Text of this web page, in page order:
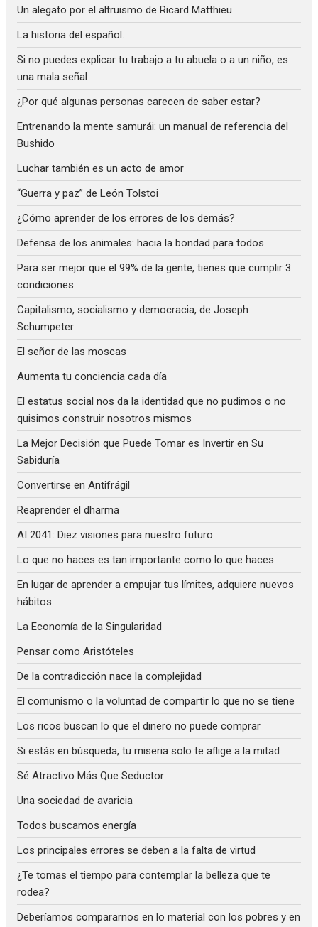
Un alegato por el altruismo de Ricard Matthieu
La historia del español.
Si no puedes explicar tu trabajo a tu abuela o a un niño, es
una mala señal
¿Por qué algunas personas carecen de saber estar?
Entrenando la mente samurái: un manual de referencia del
Bushido
Luchar también es un acto de amor
“Guerra y paz” de León Tolstoi
¿Cómo aprender de los errores de los demás?
Defensa de los animales: hacia la bondad para todos
Para ser mejor que el 99% de la gente, tienes que cumplir 3
condiciones
Capitalismo, socialismo y democracia, de Joseph
Schumpeter
El señor de las moscas
Aumenta tu conciencia cada día
El estatus social nos da la identidad que no pudimos o no
quisimos construir nosotros mismos
La Mejor Decisión que Puede Tomar es Invertir en Su
Sabiduría
Convertirse en Antifrágil
Reaprender el dharma
AI 2041: Diez visiones para nuestro futuro
Lo que no haces es tan importante como lo que haces
En lugar de aprender a empujar tus límites, adquiere nuevos
hábitos
La Economía de la Singularidad
Pensar como Aristóteles
De la contradicción nace la complejidad
El comunismo o la voluntad de compartir lo que no se tiene
Los ricos buscan lo que el dinero no puede comprar
Si estás en búsqueda, tu miseria solo te aflige a la mitad
Sé Atractivo Más Que Seductor
Una sociedad de avaricia
Todos buscamos energía
Los principales errores se deben a la falta de virtud
¿Te tomas el tiempo para contemplar la belleza que te
rodea?
Deberíamos compararnos en lo material con los pobres y en